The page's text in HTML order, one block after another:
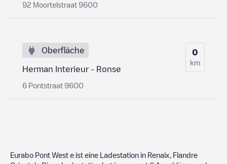
92 Moortelstraat 9600
Oberfläche
Herman Interieur - Ronse
6 Pontstraat 9600
0
km
Eurabo Pont West e ist eine Ladestation in Renaix Flandre